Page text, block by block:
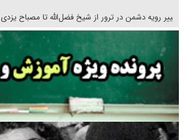
تغییر رویه دشمن در ترور از شیخ فضل‌الله تا مصباح یزدی
خرید قسطی اولش خنده و آخرش گریه است!
فوتبال و آن «بالا»!
راهبرد غافلگیری با نسل جدید پهپاد‌ها
جنجال پزشکان تقلبی در صنعت زیبایی